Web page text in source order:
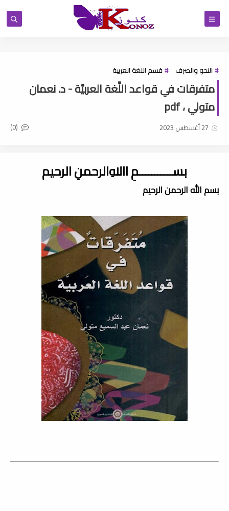
النحو والصرف قسم اللغة العربية
متفرقات في قواعد اللَّغة العربيَّة - د. نعمان
متولي ، pdf
27 أغسطس 2023 (0)
بســـــــــــمِ اﷲِالرحمنِ الرحيم
بسم الله الرحمن الرحيم